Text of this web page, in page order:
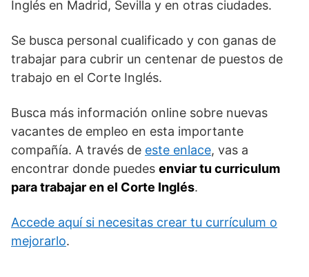
Inglés en Madrid, Sevilla y en otras ciudades.
Se busca personal cualificado y con ganas de
trabajar para cubrir un centenar de puestos de
trabajo en el Corte Inglés.
Busca más información online sobre nuevas
vacantes de empleo en esta importante
compañía. A través de este enlace, vas a
encontrar donde puedes enviar tu curriculum
para trabajar en el Corte Inglés.
Accede aquí si necesitas crear tu currículum o
mejorarlo.